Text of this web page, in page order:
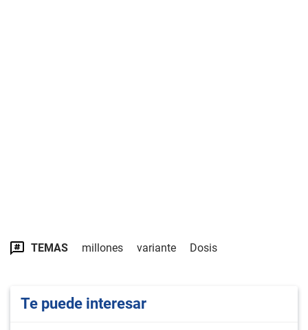
TEMAS millones variante Dosis
Te puede interesar